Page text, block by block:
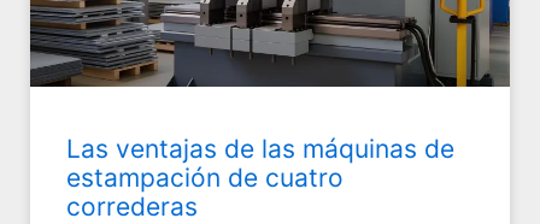
Las ventajas de las máquinas de
estampación de cuatro
correderas